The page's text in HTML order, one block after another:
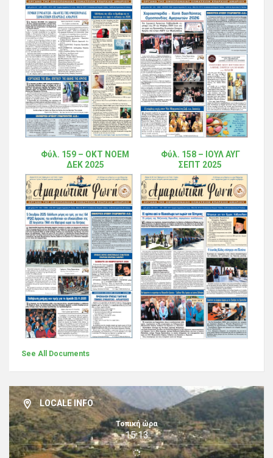
Φύλ. 159 – ΟΚΤ ΝΟΕΜ
ΔΕΚ 2025
Φύλ. 158 – ΙΟΥΛ ΑΥΓ
ΣΕΠΤ 2025
See All Documents
LOCALE INFO
Τοπική ώρα
15:13